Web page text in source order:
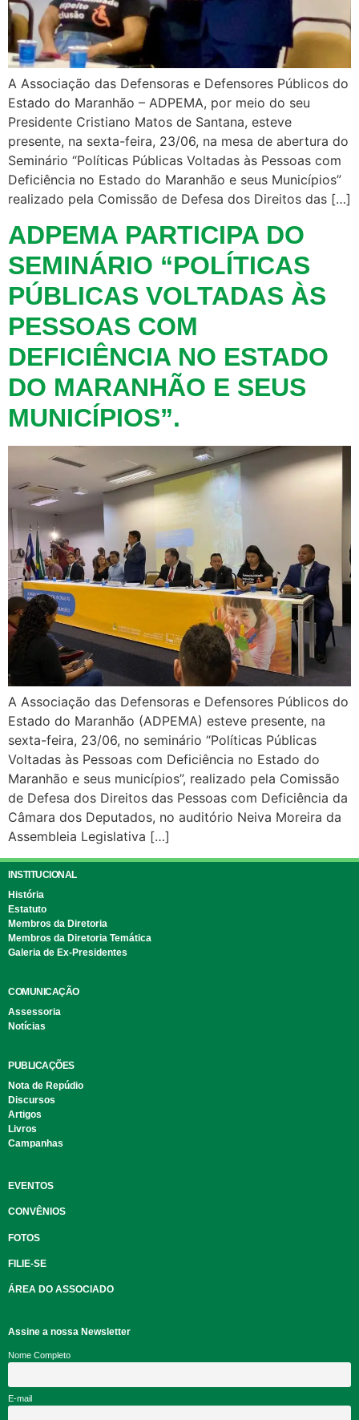
A Associação das Defensoras e Defensores Públicos do
Estado do Maranhão – ADPEMA, por meio do seu
Presidente Cristiano Matos de Santana, esteve
presente, na sexta-feira, 23/06, na mesa de abertura do
Seminário “Políticas Públicas Voltadas às Pessoas com
Deficiência no Estado do Maranhão e seus Municípios”
realizado pela Comissão de Defesa dos Direitos das […]
ADPEMA PARTICIPA DO
SEMINÁRIO “POLÍTICAS
PÚBLICAS VOLTADAS ÀS
PESSOAS COM
DEFICIÊNCIA NO ESTADO
DO MARANHÃO E SEUS
MUNICÍPIOS”.
A Associação das Defensoras e Defensores Públicos do
Estado do Maranhão (ADPEMA) esteve presente, na
sexta-feira, 23/06, no seminário “Políticas Públicas
Voltadas às Pessoas com Deficiência no Estado do
Maranhão e seus municípios”, realizado pela Comissão
de Defesa dos Direitos das Pessoas com Deficiência da
Câmara dos Deputados, no auditório Neiva Moreira da
Assembleia Legislativa […]
INSTITUCIONAL
História
Estatuto
Membros da Diretoria
Membros da Diretoria Temática
Galeria de Ex-Presidentes
COMUNICAÇÃO
Assessoria
Notícias
PUBLICAÇÕES
Nota de Repúdio
Discursos
Artigos
Livros
Campanhas
EVENTOS
CONVÊNIOS
FOTOS
FILIE-SE
ÁREA DO ASSOCIADO
Assine a nossa Newsletter
Nome Completo
E-mail